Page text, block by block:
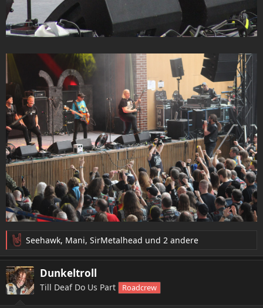
R
e
a
k
t
Seehawk, Mani, SirMetalhead und 2 andere
Dunkeltroll
Till Deaf Do Us Part Roadcrew